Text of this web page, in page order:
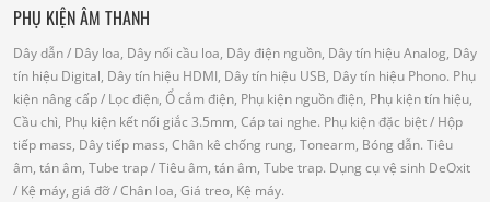
PHỤ KIỆN ÂM THANH
Dây dẫn/ Dây loa, Dây nối cầu loa, Dây điện nguồn, Dây tín hiệu Analog, Dây
tín hiệu Digital, Dây tín hiệu HDMI, Dây tín hiệu USB, Dây tín hiệu Phono. Phụ
kiện nâng cấp/ Lọc điện, Ổ cắm điện, Phụ kiện nguồn điện, Phụ kiện tín hiệu,
Cầu chì, Phụ kiện kết nối giắc 3.5mm, Cáp tai nghe. Phụ kiện đặc biệt/ Hộp
tiếp mass, Dây tiếp mass, Chân kê chống rung, Tonearm, Bóng dẫn. Tiêu
âm, tán âm, Tube trap/ Tiêu âm, tán âm, Tube trap. Dụng cụ vệ sinh DeOxit
/ Kệ máy, giá đỡ/ Chân loa, Giá treo, Kệ máy.